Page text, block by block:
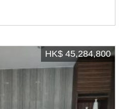
HK$ 45,284,800